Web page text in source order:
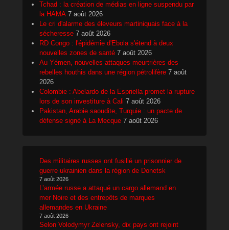
Tchad : la création de médias en ligne suspendu par
la HAMA 7 août 2026
Le cri d'alarme des éleveurs martiniquais face à la
sécheresse 7 août 2026
RD Congo : l'épidémie d'Ebola s'étend à deux
nouvelles zones de santé 7 août 2026
Au Yémen, nouvelles attaques meurtrières des
rebelles houthis dans une région pétrolifère 7 août
2026
Colombie : Abelardo de la Espriella promet la rupture
lors de son investiture à Cali 7 août 2026
Pakistan, Arabie saoudite, Turquie : un pacte de
défense signé à La Mecque 7 août 2026
Des militaires russes ont fusillé un prisonnier de
guerre ukrainien dans la région de Donetsk
7 août 2026
L’armée russe a attaqué un cargo allemand en
mer Noire et des entrepôts de marques
allemandes en Ukraine
7 août 2026
Selon Volodymyr Zelensky, dix pays ont rejoint